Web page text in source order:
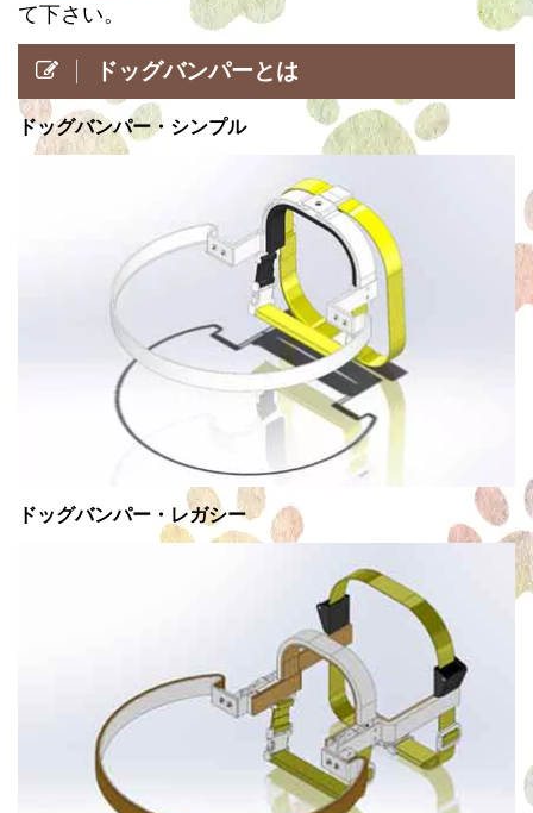
て下さい。
ドッグバンパーとは
ドッグバンパー・シンプル
ドッグバンパー・レガシー